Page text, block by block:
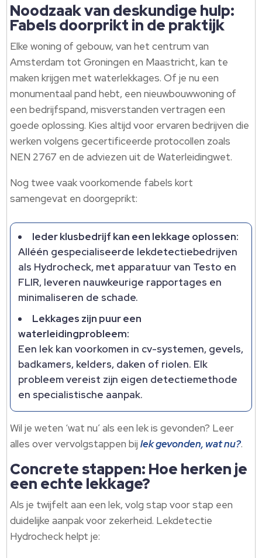
Noodzaak van deskundige hulp:
Fabels doorprikt in de praktijk
Elke woning of gebouw, van het centrum van
Amsterdam tot Groningen en Maastricht, kan te
maken krijgen met waterlekkages. Of je nu een
monumentaal pand hebt, een nieuwbouwwoning of
een bedrijfspand, misverstanden vertragen een
goede oplossing. Kies altijd voor ervaren bedrijven die
werken volgens gecertificeerde protocollen zoals
NEN 2767 en de adviezen uit de Waterleidingwet.
Nog twee vaak voorkomende fabels kort
samengevat en doorgeprikt:
Ieder klusbedrijf kan een lekkage oplossen:
Alléén gespecialiseerde lekdetectiebedrijven
als Hydrocheck, met apparatuur van Testo en
FLIR, leveren nauwkeurige rapportages en
minimaliseren de schade.
Lekkages zijn puur een
waterleidingprobleem:
Een lek kan voorkomen in cv-systemen, gevels,
badkamers, kelders, daken of riolen. Elk
probleem vereist zijn eigen detectiemethode
en specialistische aanpak.
Wil je weten ‘wat nu’ als een lek is gevonden? Leer
alles over vervolgstappen bijlek gevonden, wat nu?.
Concrete stappen: Hoe herken je
een echte lekkage?
Als je twijfelt aan een lek, volg stap voor stap een
duidelijke aanpak voor zekerheid. Lekdetectie
Hydrocheck helpt je: